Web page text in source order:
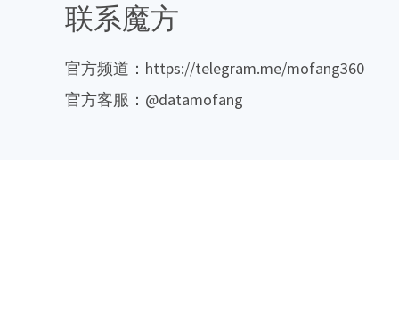
联系魔方
官方频道：https://telegram.me/mofang360
官方客服：@datamofang